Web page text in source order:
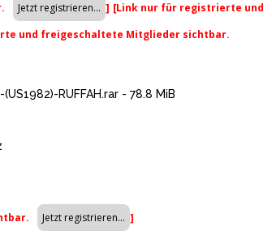
] [Link nur für registrierte und
und freigeschaltete Mitglieder sichtbar.
RUFFAH.rar - 78.8 MiB
]